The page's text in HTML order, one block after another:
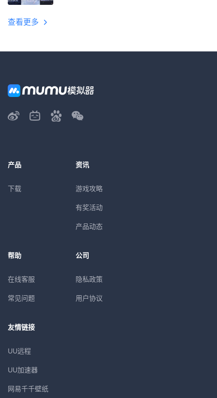
查看更多
产品
下载
资讯
游戏攻略
有奖活动
产品动态
帮助
在线客服
常见问题
公司
隐私政策
用户协议
友情链接
UU远程
UU加速器
网易千千壁纸